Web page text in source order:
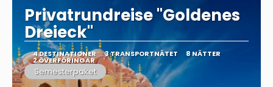
Privatrundreise "Goldenes
Dreieck"
4 DESTINATIONER 3 TRANSPORTNÄTET 8 NÄTTER
2 ÖVERFÖRINGAR
Semesterpaket